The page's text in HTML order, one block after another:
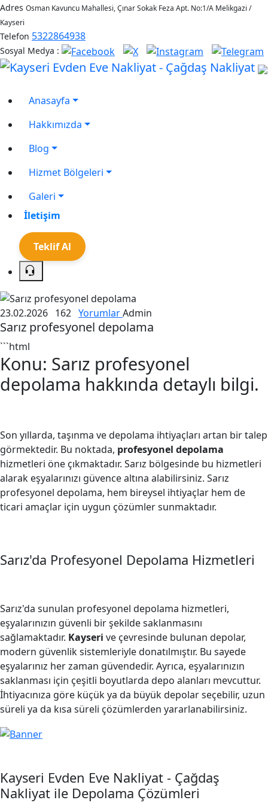
Adres Osman Kavuncu Mahallesi, Çınar Sokak Feza Apt. No:1/A Melikgazi /
Kayseri
Telefon 5322864938
Sosyal Medya :
Anasayfa
Hakkımızda
Blog
Hizmet Bölgeleri
Galeri
İletişim
Teklif Al
23.02.2026 162 YorumlarAdmin
Sarız profesyonel depolama
```html
Konu: Sarız profesyonel
depolama hakkında detaylı bilgi.
Son yıllarda, taşınma ve depolama ihtiyaçları artan bir talep
görmektedir. Bu noktada, profesyonel depolama
hizmetleri öne çıkmaktadır. Sarız bölgesinde bu hizmetleri
alarak eşyalarınızı güvence altına alabilirsiniz. Sarız
profesyonel depolama, hem bireysel ihtiyaçlar hem de
ticari amaçlar için uygun çözümler sunmaktadır.
Sarız'da Profesyonel Depolama Hizmetleri
Sarız'da sunulan profesyonel depolama hizmetleri,
eşyalarınızın güvenli bir şekilde saklanmasını
sağlamaktadır. Kayseri ve çevresinde bulunan depolar,
modern güvenlik sistemleriyle donatılmıştır. Bu sayede
eşyalarınız her zaman güvendedir. Ayrıca, eşyalarınızın
saklanması için çeşitli boyutlarda depo alanları mevcuttur.
İhtiyacınıza göre küçük ya da büyük depolar seçebilir, uzun
süreli ya da kısa süreli çözümlerden yararlanabilirsiniz.
Kayseri Evden Eve Nakliyat - Çağdaş
Nakliyat ile Depolama Çözümleri